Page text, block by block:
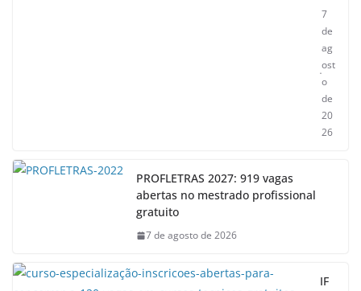
7
de
ag
ost
o
de
20
26
PROFLETRAS 2027: 919 vagas
abertas no mestrado profissional
gratuito
7 de agosto de 2026
IF